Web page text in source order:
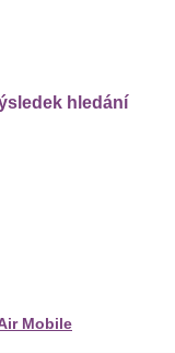
hledání
Mobile